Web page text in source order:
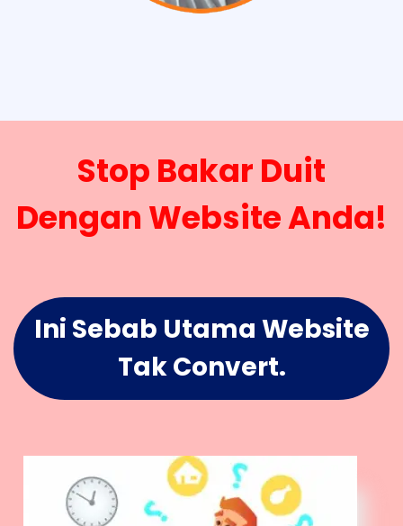
Stop Bakar Duit
Dengan Website Anda!
Ini Sebab Utama Website
Tak Convert.